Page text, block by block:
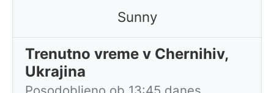
Sunny
Trenutno vreme v Chernihiv,
Ukrajina